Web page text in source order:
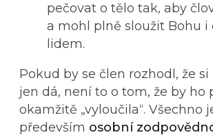
pečovat o tělo tak, aby
a mohl plně sloužit Bohu i
lidem.
Pokud by se člen rozhodl, že
jen dá, není to o tom, že by ho
okamžitě „vyloučila“. Všechno
především osobní